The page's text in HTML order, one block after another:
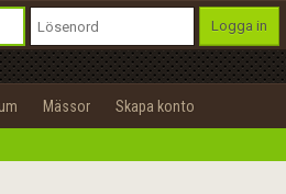
Logga in
Mässor Skapa konto